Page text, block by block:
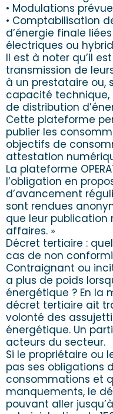
• Modulations
• Comptabilisation
d’énergie finale
électriques ou
Il est à noter qu’il
transmission de
à un prestataire ou,
capacité technique,
de distribution
Cette plateforme
publier les
objectifs de
attestation
La plateforme
l’obligation en
d’avancement
sont rendues
que leur publication
affaires. »
Décret tertiaire :
cas de non
Contraignant ou
a plus de poids
énergétique ? En la
décret tertiaire ait
volonté des
énergétique. Un
acteurs du secteur.
Si le propriétaire ou
pas ses obligations
consommations et
manquements, le
pouvant aller